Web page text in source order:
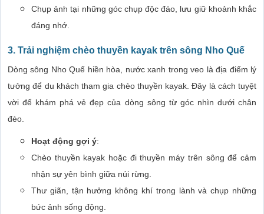
Chụp ảnh tại những góc chụp độc đáo, lưu giữ khoảnh khắc
đáng nhớ.
3. Trải nghiệm chèo thuyền kayak trên sông Nho Quế
Dòng sông Nho Quế hiền hòa, nước xanh trong veo là địa điểm lý
tưởng để du khách tham gia chèo thuyền kayak. Đây là cách tuyệt
vời để khám phá vẻ đẹp của dòng sông từ góc nhìn dưới chân
đèo.
Hoạt động gợi ý:
Chèo thuyền kayak hoặc đi thuyền máy trên sông để cảm
nhận sự yên bình giữa núi rừng.
Thư giãn, tận hưởng không khí trong lành và chụp những
bức ảnh sống động.